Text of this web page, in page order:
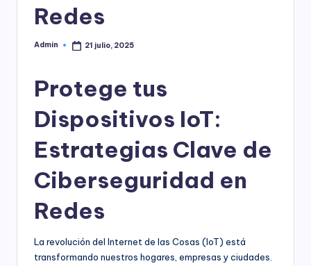
Redes
Publicado
Admin 21 julio, 2025
Protege tus
Dispositivos IoT:
Estrategias Clave de
Ciberseguridad en
Redes
La revolución del Internet de las Cosas (IoT) está
transformando nuestros hogares, empresas y ciudades.